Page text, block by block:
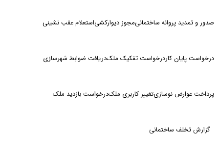
صدور و تمدید پروانه ساختمانیمجوز دیوارکشیاستعلام عقب نشینی
درخواست پایان کاردرخواست تفکیک ملکدریافت ضوابط شهرسازی
پرداخت عوارض نوسازیتغییر کاربری ملکدرخواست بازدید ملک
گزارش تخلف ساختمانی